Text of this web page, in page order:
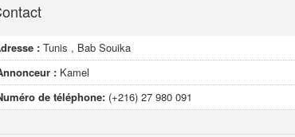
: Tunis , Bab Souika
: Kamel
de téléphone: (+216) 27 980 091